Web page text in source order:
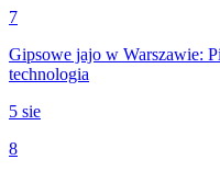
7
Gipsowe jajo w Warszawie:
technologia
5 sie
8